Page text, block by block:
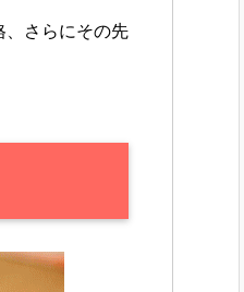
、さらにその先